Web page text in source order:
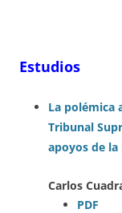
Estudios
La polémica
Tribunal
apoyos de la
Carlos
PDF